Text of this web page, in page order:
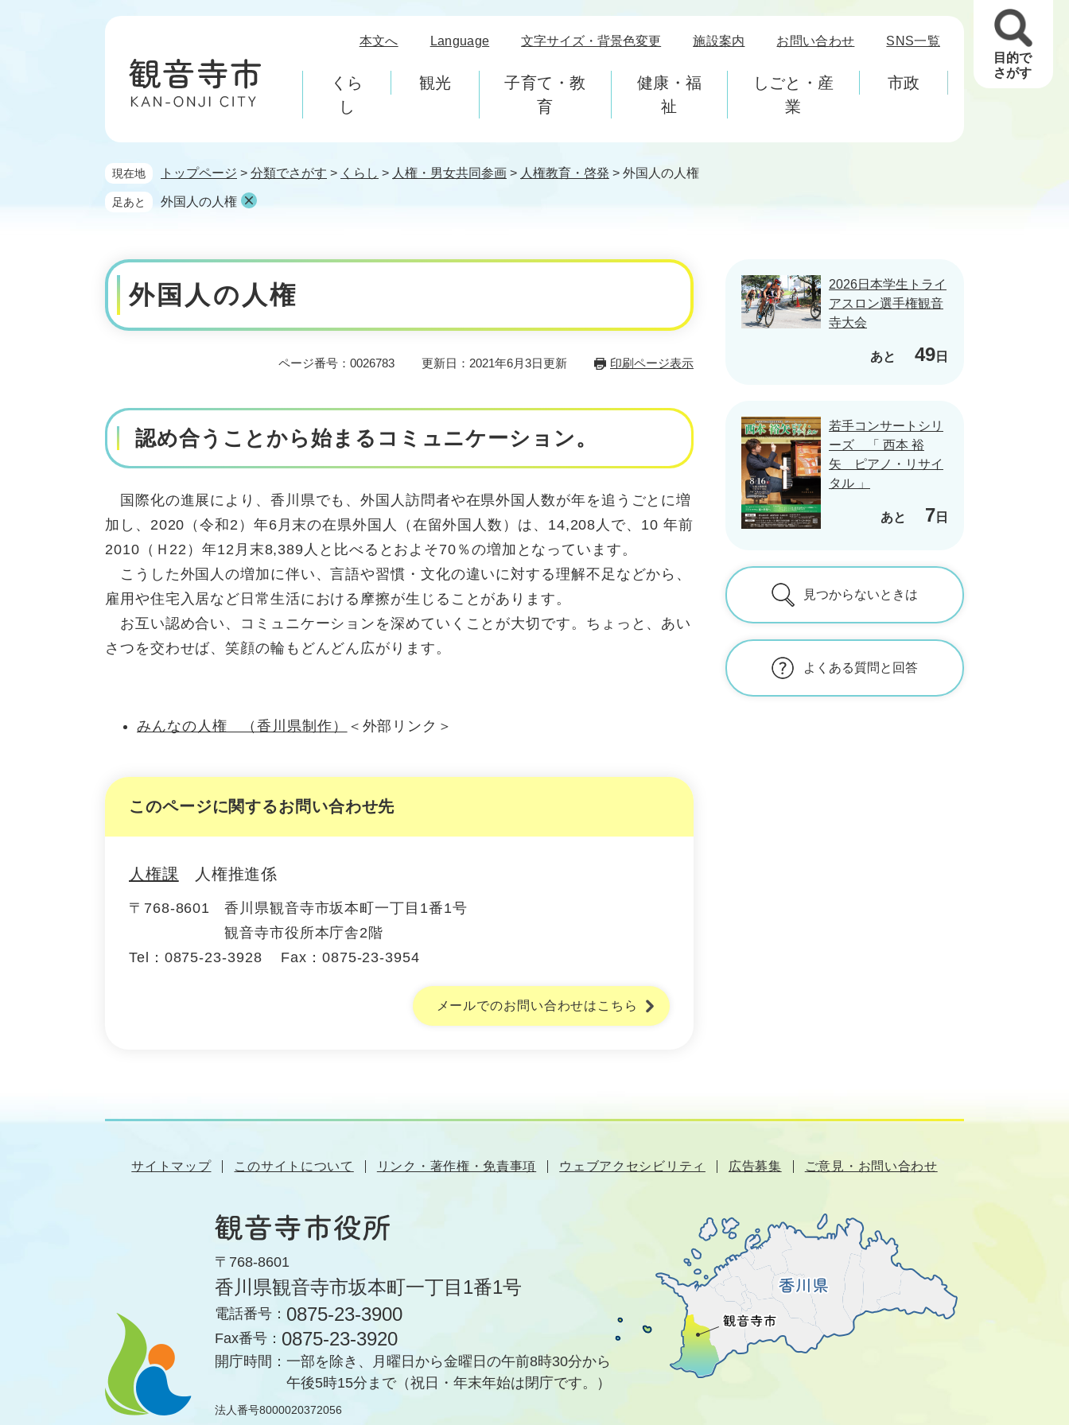
本文へ Language 文字サイズ・背景色変更 施設案内 お問い合わせ SNS一覧
くら
し
観光
子育て・教
育
健康・福
祉
しごと・産
業
市政
目的で
さがす
現在地 トップページ > 分類でさがす > くらし > 人権・男女共同参画 > 人権教育・啓発 > 外国人の人権
足あと 外国人の人権
本
文
外国人の人権
ページ番号：0026783 更新日：2021年6月3日更新 印刷ページ表示
認め合うことから始まるコミュニケーション。
国際化の進展により、香川県でも、外国人訪問者や在県外国人数が年を追うごとに増
加し、2020（令和2）年6月末の在県外国人（在留外国人数）は、14,208人で、10 年前
2010（Ｈ22）年12月末8,389人と比べるとおよそ70％の増加となっています。
こうした外国人の増加に伴い、言語や習慣・文化の違いに対する理解不足などから、
雇用や住宅入居など日常生活における摩擦が生じることがあります。
お互い認め合い、コミュニケーションを深めていくことが大切です。ちょっと、あい
さつを交わせば、笑顔の輪もどんどん広がります。
みんなの人権 （香川県制作） ＜外部リンク＞
このページに関するお問い合わせ先
人権課 人権推進係
〒768-8601
香川県観音寺市坂本町一丁目1番1号
観音寺市役所本庁舎2階
Tel：0875-23-3928
Fax：0875-23-3954
メールでのお問い合わせはこちら
2026日本学生トライ
アスロン選手権観音
寺大会
あと 49 日
若手コンサートシリ
ーズ 「 西本 裕
矢 ピアノ・リサイ
タル 」
あと 7 日
見つからないときは
よくある質問と回答
サイトマップ このサイトについて リンク・著作権・免責事項 ウェブアクセシビリティ 広告募集 ご意見・お問い合わせ
〒768-8601
香川県観音寺市坂本町一丁目1番1号
電話番号： 0875-23-3900
Fax番号： 0875-23-3920
開庁時間： 一部を除き、月曜日から金曜日の午前8時30分から
午後5時15分まで（祝日・年末年始は閉庁です。）
法人番号8000020372056